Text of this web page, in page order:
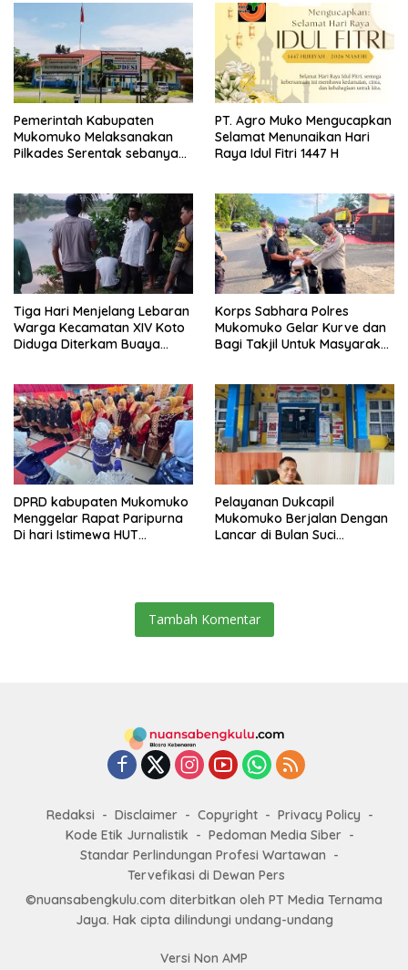
Pemerintah Kabupaten
Mukomuko Melaksanakan
Pilkades Serentak sebanyak
PT. Agro Muko Mengucapkan
Selamat Menunaikan Hari
Raya Idul Fitri 1447 H
Tiga Hari Menjelang Lebaran
Warga Kecamatan XIV Koto
Diduga Diterkam Buaya
Korps Sabhara Polres
Mukomuko Gelar Kurve dan
Bagi Takjil Untuk Masyarakat
DPRD kabupaten Mukomuko
Menggelar Rapat Paripurna
Di hari Istimewa HUT
Pelayanan Dukcapil
Mukomuko Berjalan Dengan
Lancar di Bulan Suci
Tambah Komentar
Redaksi Disclaimer Copyright
Privacy Policy
Kode Etik Jurnalistik
Pedoman Media Siber
Standar Perlindungan Profesi Wartawan
Tervefikasi di Dewan Pers
©nuansabengkulu.com diterbitkan oleh PT Media Ternama
Jaya. Hak cipta dilindungi undang-undang
Versi Non AMP